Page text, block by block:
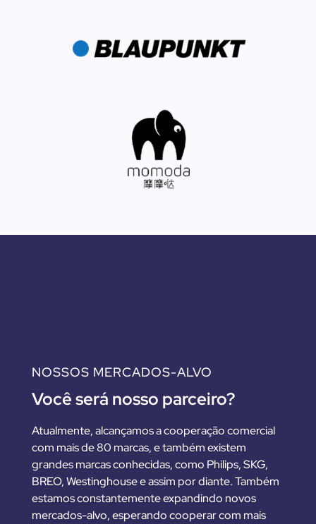
NOSSOS MERCADOS-ALVO
Você será nosso parceiro?
Atualmente, alcançamos a cooperação comercial
com mais de 80 marcas, e também existem
grandes marcas conhecidas, como Philips, SKG,
BREO, Westinghouse e assim por diante. Também
estamos constantemente expandindo novos
mercados-alvo, esperando cooperar com mais